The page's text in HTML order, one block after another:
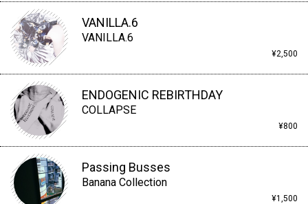
VANILLA.6
VANILLA.6
¥2,500
ENDOGENIC REBIRTHDAY
COLLAPSE
¥800
Passing Busses
Banana Collection
¥1,500